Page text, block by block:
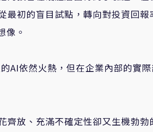
最初的盲目試點，轉向對投資回報
像。
AI依然火熱，但在企業內部的實
齊放、充滿不確定性卻又生機勃勃